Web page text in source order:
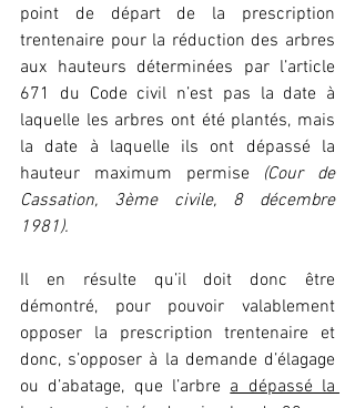
point de départ de la prescription
trentenaire pour la réduction des arbres
aux hauteurs déterminées par l’article
671 du Code civil n’est pas la date à
laquelle les arbres ont été plantés, mais
la date à laquelle ils ont dépassé la
hauteur maximum permise (Cour de
Cassation, 3ème civile, 8 décembre
1981).
Il en résulte qu’il doit donc être
démontré, pour pouvoir valablement
opposer la prescription trentenaire et
donc, s’opposer à la demande d’élagage
ou d’abatage, que l’arbre a dépassé la